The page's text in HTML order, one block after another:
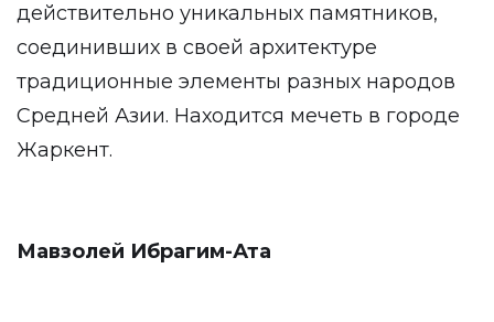
действительно уникальных памятников,
соединивших в своей архитектуре
традиционные элементы разных народов
Средней Азии. Находится мечеть в городе
Жаркент.
Мавзолей Ибрагим-Ата